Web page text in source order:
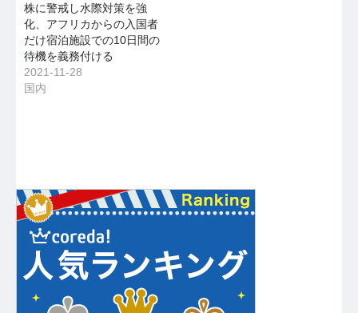
株に警戒し水際対策を強
化、アフリカからの入国者
だけ宿泊施設での10日間の
待機を義務付ける
2021-11-28
国内